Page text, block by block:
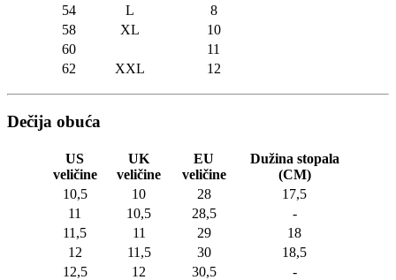
54
L
8
58
XL
10
60
11
62
XXL 12
Dečija obuća
US
veličine
UK
veličine
EU
veličine
Dužina stopala
(CM)
10,5
10 28
17,5
11
10,5 28,5
-
11,5
11 29
18
12
11,5 30
18,5
12,5
12 30,5
-